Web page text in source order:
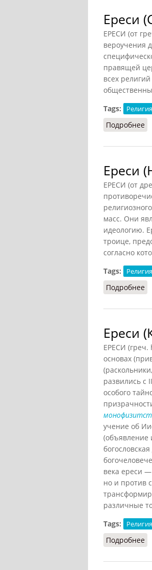
Ереси
ЕРЕСИ (от
вероучения
правящей
всех
Tags:
Религия
Подробнее
Ереси
ЕРЕСИ (от
масс. Они
идеологию.
троице,
согласно
Tags:
Религия
Подробнее
Ереси
ЕРЕСИ
основах
развились с
особого
учение об
(объявление
века ереси
но и против
различные
Tags:
Религия
Подробнее